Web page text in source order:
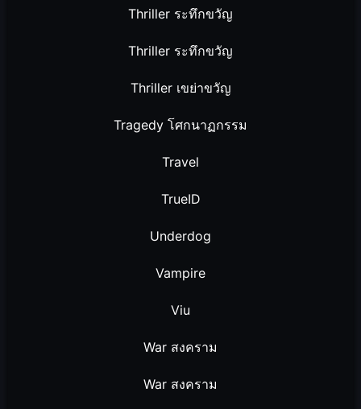
Thriller ระทึกขวัญ
Thriller ระทึกขวัญ
Thriller เขย่าขวัญ
Tragedy โศกนาฏกรรม
Travel
TrueID
Underdog
Vampire
Viu
War สงคราม
War สงคราม